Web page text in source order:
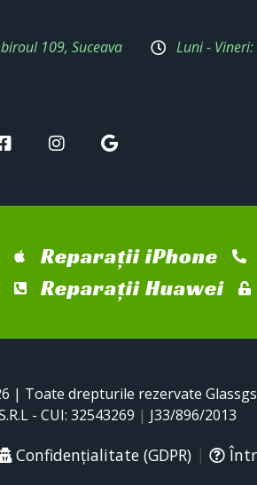
109, Suceava Luni -
Reparații iPhone
Reparații Huawei
| Toate drepturile rezervate
- CUI: 32543269 | J33/896/2013
Confidențialitate (GDPR) |